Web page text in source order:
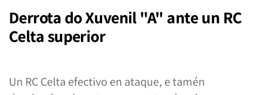
Derrota do Xuvenil "A" ante un RC
Celta superior
Un RC Celta efectivo en ataque, e tamén